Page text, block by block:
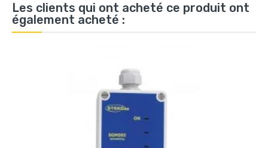
Les clients qui ont acheté ce produit ont
également acheté :